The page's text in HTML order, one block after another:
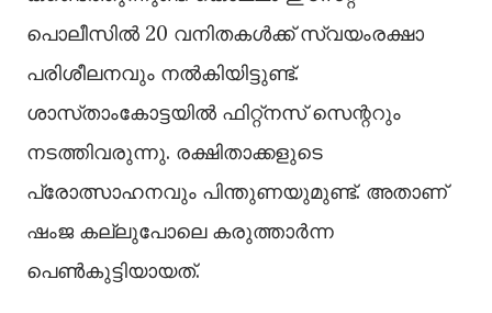
പൊലീസിൽ 20 വനിതകൾക്ക്‌ സ്വയംരക്ഷാ
പരിശീലനവും നൽകിയിട്ടുണ്ട്‌.
ശാസ്‌താംകോട്ടയിൽ ഫിറ്റ്‌നസ്‌ സെന്ററും
നടത്തിവരുന്നു. രക്ഷിതാക്കളുടെ
പ്രോത്സാഹനവും പിന്തുണയുമുണ്ട്. അതാണ്
ഷംജ കല്ലുപോലെ കരുത്താര്‍ന്ന
പെണ്‍കുട്ടിയായത്.